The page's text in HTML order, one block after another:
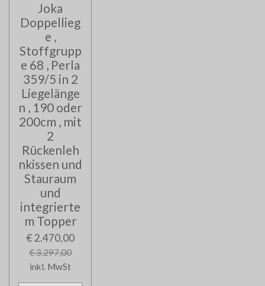
Joka
Doppellieg
e ,
Stoffgrupp
e 68 , Perla
359/5 in 2
Liegelänge
n , 190 oder
200cm , mit
2
Rückenleh
nkissen und
Stauraum
und
integrierte
m Topper
€ 2.470,00
€ 3.297,00
inkl. MwSt